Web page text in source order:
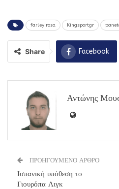
farley rosa Kingsportgr
Share Facebook
Αντώνης
ΠΡΟΗΓΟΥΜΕΝΟ ΑΡΘΡΟ
Ισπανική υπόθεση το
Γιουρόπα Λιγκ